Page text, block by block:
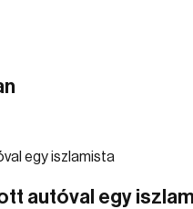
autóval egy